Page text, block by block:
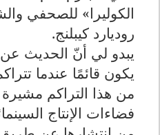
الكوليرا» للصحفي
روديارد كيبلنج.
يبدو لي أنّ الحديث
يكون قائمًا عندما
من هذا التراكم مشيرة
فضاءات الإنتاج